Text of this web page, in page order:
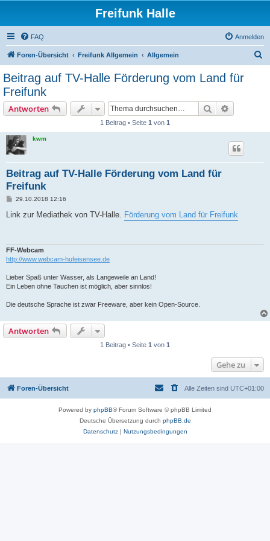
Freifunk Halle
FAQ Anmelden
Foren-Übersicht Freifunk Allgemein Allgemein
Beitrag auf TV-Halle Förderung vom Land für
Freifunk
Antworten Suche
1 Beitrag • Seite 1 von 1
kwm
Beitrag auf TV-Halle Förderung vom Land für
Freifunk
B
i
29.10.2018 12:16
Link zur Mediathek von TV-Halle. Förderung vom Land für Freifunk
FF-Webcam
http://www.webcam-hufeisensee.de
Lieber Spaß unter Wasser, als Langeweile an Land!
Ein Leben ohne Tauchen ist möglich, aber sinnlos!
Die deutsche Sprache ist zwar Freeware, aber kein Open-Source.
Antworten
1 Beitrag • Seite 1 von 1
Gehe zu
Foren-Übersicht Alle Zeiten sind UTC+01:00
Powered by phpBB® Forum Software © phpBB Limited
Deutsche Übersetzung durch phpBB.de
Datenschutz| Nutzungsbedingungen